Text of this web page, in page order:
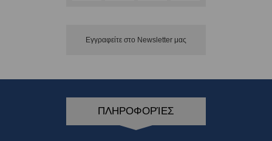
Εγγραφείτε στο Νewsletter μας
ΠΛΗΡΟΦΟΡΊΕΣ